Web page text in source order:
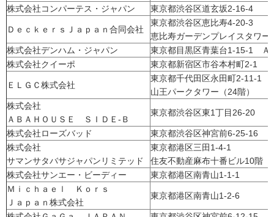
株式会社コンパーテス・ジャパン
東京都渋谷区道玄坂2-16-4
ＤｅｃｋｅｒｓＪａｐａｎ合同会社
東京都渋谷区恵比寿4-20-3
恵比寿ガーデンプレイスタワー
株式会社デンハム・ジャパン
東京都目黒区青葉台1-15-1 Ａ
株式会社クイーポ
東京都新宿区市谷本村町2-1
ＥＬＧＣ株式会社
東京都千代田区永田町2-11-1
山王パークタワー（24階）
株式会社
ＡＢＡＨＯＵＳＥ ＳＩＤＥ-Ｂ
東京都渋谷区東1丁目26-20
株式会社ローズバッド
東京都渋谷区神宮前6-25-16
株式会社
サマンサタバサジャパンリミテッド
東京都港区三田1-4-1
住友不動産麻布十番ビル10階
株式会社サンエー・ビーディー
東京都港区南青山1-1-1
Ｍｉｃｈａｅｌ Ｋｏｒｓ
Ｊａｐａｎ株式会社
東京都港区南青山1-2-6